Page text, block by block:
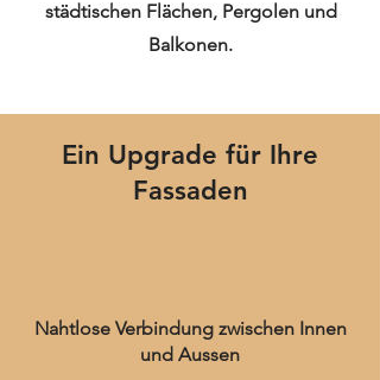
städtischen Flächen, Pergolen und
Balkonen.
Ein Upgrade für Ihre
Fassaden
Nahtlose Verbindung zwischen Innen
und Aussen